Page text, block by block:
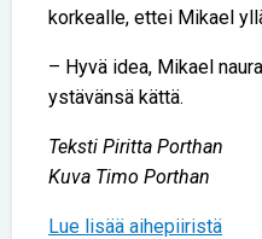
korkealle, ettei Mikael
– Hyvä idea, Mikael
ystävänsä kättä.
Teksti Piritta Porthan
Kuva Timo Porthan
Lue lisää aihepiiristä